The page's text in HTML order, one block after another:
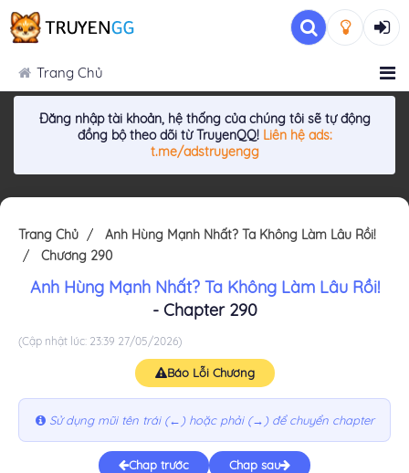
Trang Chủ
Đăng nhập tài khoản, hệ thống của chúng tôi sẽ tự động
đồng bộ theo dõi từ TruyenQQ! Liên hệ ads:
t.me/adstruyengg
Trang Chủ
Anh Hùng Mạnh Nhất? Ta Không Làm Lâu Rồi!
Chương 290
Anh Hùng Mạnh Nhất? Ta Không Làm Lâu Rồi!
- Chapter 290
(Cập nhật lúc: 23:39 27/05/2026)
Báo Lỗi Chương
Sử dụng mũi tên trái (←) hoặc phải (→) để chuyển chapter
Chap trước Chap sau